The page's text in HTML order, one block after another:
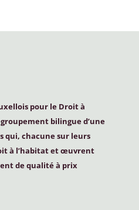
pour le Droit à
bilingue d’une
qui, chacune sur leurs
à l’habitat et œuvrent
de qualité à prix